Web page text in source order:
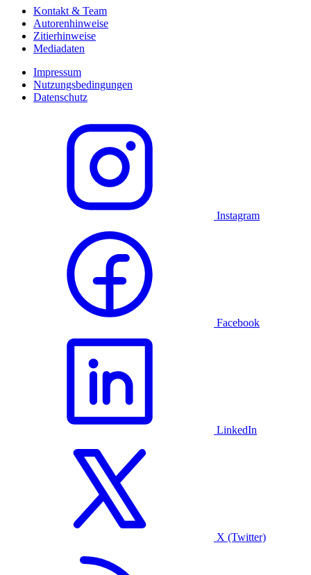
Kontakt & Team
Autorenhinweise
Zitierhinweise
Mediadaten
Impressum
Nutzungsbedingungen
Datenschutz
Instagram
Facebook
LinkedIn
X (Twitter)